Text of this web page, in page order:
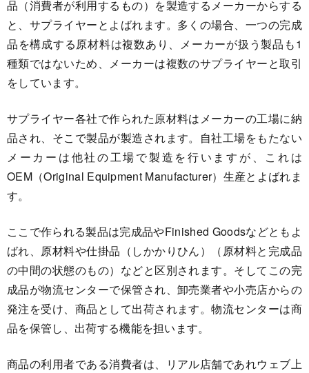
品（消費者が利用するもの）を製造するメーカーからする
と、サプライヤーとよばれます。多くの場合、一つの完成
品を構成する原材料は複数あり、メーカーが扱う製品も1
種類ではないため、メーカーは複数のサプライヤーと取引
をしています。
サプライヤー各社で作られた原材料はメーカーの工場に納
品され、そこで製品が製造されます。自社工場をもたない
メーカーは他社の工場で製造を行いますが、これは
OEM（Original Equipment Manufacturer）生産とよばれま
す。
ここで作られる製品は完成品やFinished Goodsなどともよ
ばれ、原材料や仕掛品（しかかりひん）（原材料と完成品
の中間の状態のもの）などと区別されます。そしてこの完
成品が物流センターで保管され、卸売業者や小売店からの
発注を受け、商品として出荷されます。物流センターは商
品を保管し、出荷する機能を担います。
商品の利用者である消費者は、リアル店舗であれウェブ上